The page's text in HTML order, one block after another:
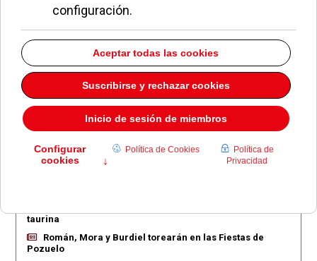
Teléfono: 917994905
Descargar la información como:
EN PORTADA
Pozuelo aprueba las 775 viviendas de Huerta Grande
taurina
Román, Mora y Burdiel torearán en las Fiestas de
Pozuelo